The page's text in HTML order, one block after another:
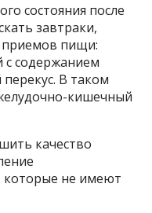
состояния после
завтраки,
приемов пищи:
содержанием
В таком
кишечный
качество
которые не имеют